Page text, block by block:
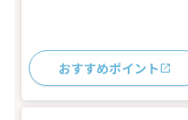
おすすめポイント